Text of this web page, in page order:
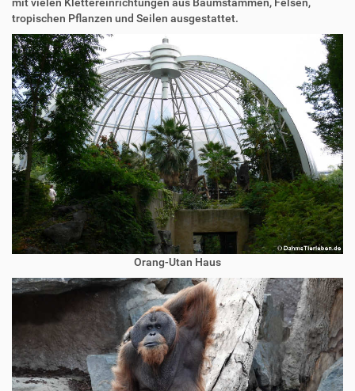
tropischen Pflanzen und Seilen ausgestattet.
Orang-Utan Haus